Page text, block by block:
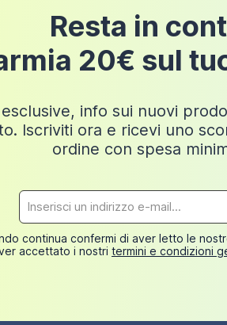
Resta in
20€ sul
info sui nuovi
Iscriviti ora e ricevi uno
ordine con spesa
e-
mail*
continua confermi di aver letto le
accettato i nostri termini e condizioni